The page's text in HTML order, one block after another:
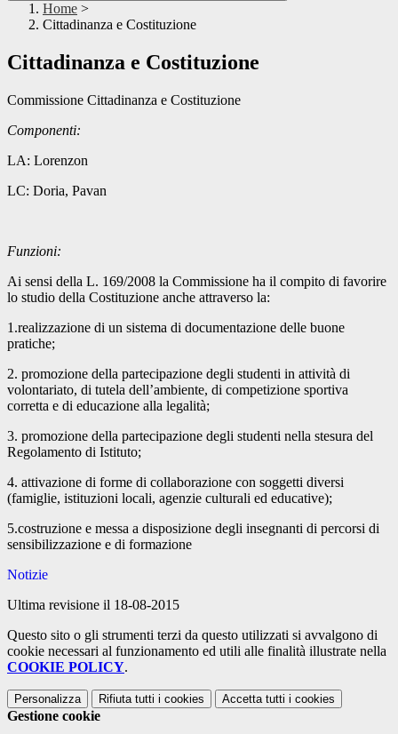
Home >
Cittadinanza e Costituzione
Cittadinanza e Costituzione
Commissione Cittadinanza e Costituzione
Componenti:
LA: Lorenzon
LC: Doria, Pavan
Funzioni:
Ai sensi della L. 169/2008 la Commissione ha il compito di favorire
lo studio della Costituzione anche attraverso la:
1.realizzazione di un sistema di documentazione delle buone
pratiche;
2. promozione della partecipazione degli studenti in attività di
volontariato, di tutela dell’ambiente, di competizione sportiva
corretta e di educazione alla legalità;
3. promozione della partecipazione degli studenti nella stesura del
Regolamento di Istituto;
4. attivazione di forme di collaborazione con soggetti diversi
(famiglie, istituzioni locali, agenzie culturali ed educative);
5.costruzione e messa a disposizione degli insegnanti di percorsi di
sensibilizzazione e di formazione
Notizie
Ultima revisione il 18-08-2015
Questo sito o gli strumenti terzi da questo utilizzati si avvalgono di
cookie necessari al funzionamento ed utili alle finalità illustrate nella
COOKIE POLICY.
Personalizza Rifiuta tutti i cookies Accetta tutti i cookies
Gestione cookie